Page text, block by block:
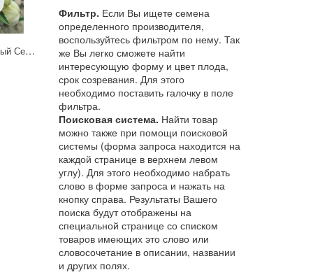
Платикодон Блюз белый Седек
Фильтр. Если Вы ищете семена
определенного производителя,
воспользуйтесь фильтром по нему. Так
же Вы легко сможете найти
интересующую форму и цвет плода,
срок созревания. Для этого
необходимо поставить галочку в поле
фильтра.
Поисковая система. Найти товар
можно также при помощи поисковой
системы (форма запроса находится на
каждой странице в верхнем левом
углу). Для этого необходимо набрать
слово в форме запроса и нажать на
кнопку справа. Результаты Вашего
поиска будут отображены на
специальной странице со списком
товаров имеющих это слово или
словосочетание в описании, названии
и других полях.